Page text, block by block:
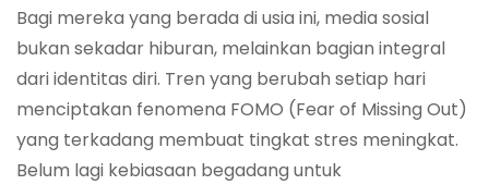
Bagi mereka yang berada di usia ini, media sosial
bukan sekadar hiburan, melainkan bagian integral
dari identitas diri. Tren yang berubah setiap hari
menciptakan fenomena FOMO (Fear of Missing Out)
yang terkadang membuat tingkat stres meningkat.
Belum lagi kebiasaan begadang untuk